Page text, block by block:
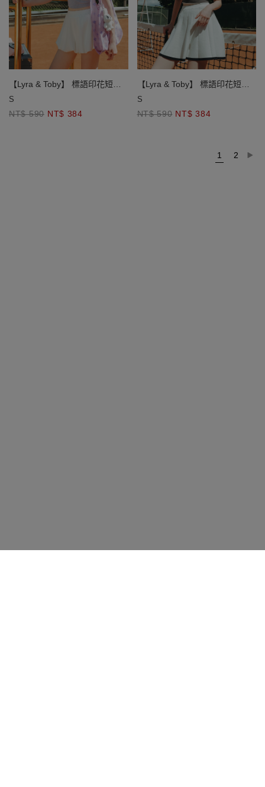
【Lyra & Toby】 標語印花短版
TEE
S
NT$ 590 NT$ 384
【Lyra & Toby】 標語印花短版
TEE
S
NT$ 590 NT$ 384
1 2